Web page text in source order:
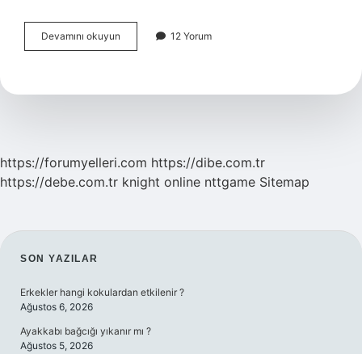
Devamını okuyun
Akşın
Öldü
12 Yorum
https://forumyelleri.com https://dibe.com.tr
https://debe.com.tr knight online nttgame Sitemap
SIDEBAR
SON YAZILAR
Erkekler hangi kokulardan etkilenir ?
Ağustos 6, 2026
Ayakkabı bağcığı yıkanır mı ?
Ağustos 5, 2026